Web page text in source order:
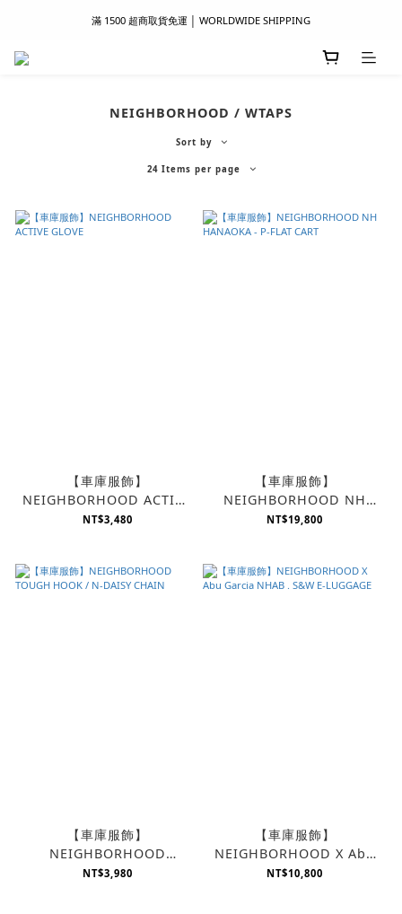
滿 1500 超商取貨免運 │ WORLDWIDE SHIPPING
滿 1500 超商取貨免運 │ WORLDWIDE SHIPPING
滿 1500 超商取貨免運 │ WORLDWIDE SHIPPING
NEIGHBORHOOD / WTAPS
Sort by
24 Items per page
【車庫服飾】
NEIGHBORHOOD ACTIVE
GLOVE
NT$3,480
【車庫服飾】
NEIGHBORHOOD NH
HANAOKA - P-FLAT CART
NT$19,800
【車庫服飾】
NEIGHBORHOOD
TOUGH HOOK / N-DAISY
NT$3,980
【車庫服飾】
NEIGHBORHOOD X Abu
Garcia NHAB . S&W E-
NT$10,800